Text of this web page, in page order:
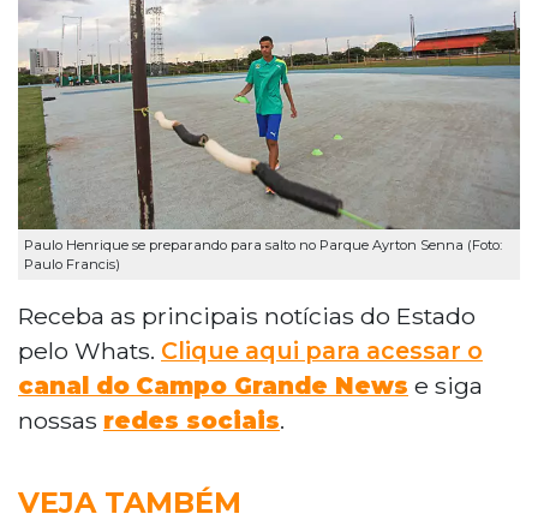
Paulo Henrique se preparando para salto no Parque Ayrton Senna (Foto:
Paulo Francis)
Receba as principais notícias do Estado
pelo Whats. Clique aqui para acessar o
canal do Campo Grande News e siga
nossas redes sociais.
VEJA TAMBÉM